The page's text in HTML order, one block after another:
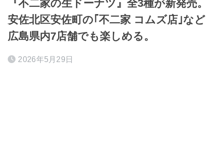
『不二家の生ドーナツ』全3種が新発売。
安佐北区安佐町の｢不二家 コムズ店｣など
広島県内7店舗でも楽しめる。
2026年5月29日